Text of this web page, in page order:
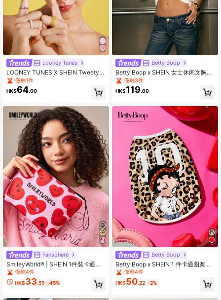
Looney Tunes
LOONEY TUNES X SHEIN Tweety
与心形图案 3D 耳机盒
僅剩1件
HK$64.00
Fansphere
SmileyWorld® | SHEIN 1件裝卡通圖
案印花輕量化化妝包，適合收納化妝
品、文具、日常用品、數位產品，非
常適合通勤、上學、旅行，適合男
僅剩4件
HK$33.55 -45%
Betty Boop
Betty Boop x SHEIN 女士休闲文胸印
花落肩T恤，夏季
僅剩3件
HK$119.00
Betty Boop
Betty Boop x SHEIN 1 件卡通图案印
花宠物背心，猫咪衣服，狗狗衣服，
尺码 XXS-XXXXL，特小号，特大
号，豹纹印花，性感，甜美，俏皮。
僅剩4件
HK$50.22 -2%